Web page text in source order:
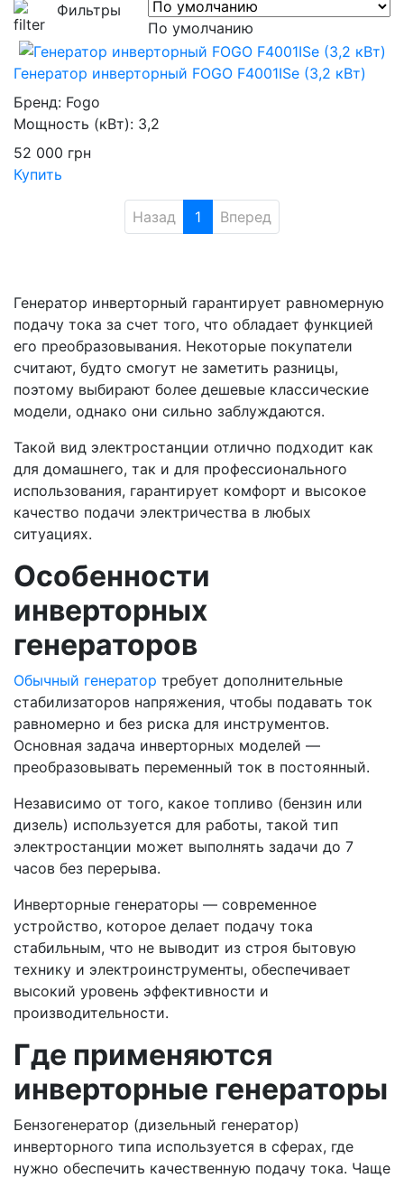
Фильтры
По умолчанию
Генератор инверторный FOGO F4001ISe (3,2 кВт)
Бренд: Fogo
Мощность (кВт): 3,2
52 000 грн
Купить
Назад 1 Вперед
Генератор инверторный гарантирует равномерную
подачу тока за счет того, что обладает функцией
его преобразовывания. Некоторые покупатели
считают, будто смогут не заметить разницы,
поэтому выбирают более дешевые классические
модели, однако они сильно заблуждаются.
Такой вид электростанции отлично подходит как
для домашнего, так и для профессионального
использования, гарантирует комфорт и высокое
качество подачи электричества в любых
ситуациях.
Особенности
инверторных
генераторов
Обычный генератор требует дополнительные
стабилизаторов напряжения, чтобы подавать ток
равномерно и без риска для инструментов.
Основная задача инверторных моделей —
преобразовывать переменный ток в постоянный.
Независимо от того, какое топливо (бензин или
дизель) используется для работы, такой тип
электростанции может выполнять задачи до 7
часов без перерыва.
Инверторные генераторы — современное
устройство, которое делает подачу тока
стабильным, что не выводит из строя бытовую
технику и электроинструменты, обеспечивает
высокий уровень эффективности и
производительности.
Где применяются
инверторные генераторы
Бензогенератор (дизельный генератор)
инверторного типа используется в сферах, где
нужно обеспечить качественную подачу тока. Чаще